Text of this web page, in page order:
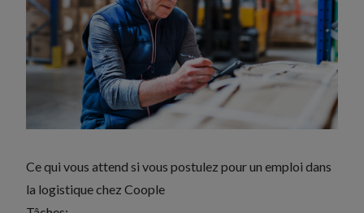
Ce qui vous attend si vous postulez pour un emploi dans
la logistique chez Coople